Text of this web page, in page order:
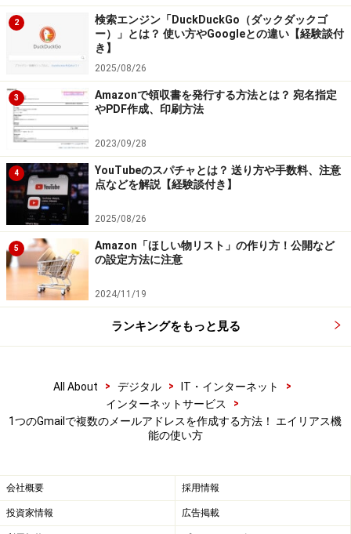
1. Gmailの「設定」から「すべての設定を表示」を選択
する
Gmailの「設定」から「すべての設定を表示」を選択する
2. 「アカウントとインポート」を選択する
アカウントとインポート」を選択する
3. 「他のメールアドレスを追加」を選択する
4. 任意のアドレスを設定する（元のアドレスの@の前の
部分＋×××@gmail.com）
任意のアドレスを設定する（元のアドレスの@の前の部分＋
×××@gmail.com）
2
検索エンジン「DuckDuckGo（ダックダックゴ
ー）」とは？ 使い方やGoogleとの違い【経験談付
き】
2025/08/26
3
Amazonで領収書を発行する方法とは？ 宛名指定
やPDF作成、印刷方法
2023/09/28
4
YouTubeのスパチャとは？ 送り方や手数料、注意
点などを解説【経験談付き】
2025/08/26
5
Amazon「ほしい物リスト」の作り方！公開など
の設定方法に注意
2024/11/19
ランキングをもっと見る
All About > デジタル > IT・インターネット
>
インターネットサービス
>
1つのGmailで複数のメールアドレスを作成する方法！ エイリアス機
能の使い方
会社概要 採用情報
投資家情報 広告掲載